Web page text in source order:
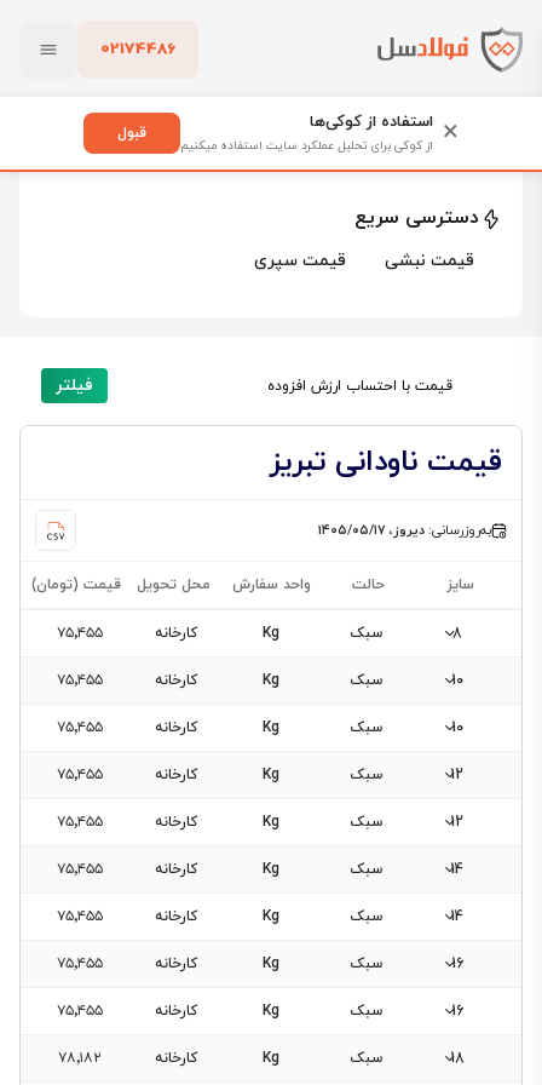
02174486
پاک کردن
قیمت ناودانی
دسترسی سریع
قیمت نبشی قیمت سپری
قیمت با احتساب ارزش افزوده فیلتر
فیلتر
محصولات
5
10
12
14
حالت
سبک
سنگین
قیمت ناودانی تبریز
به‌روزرسانی:دیروز، ۱۴۰۵/۰۵/۱۷
سایز حالت واحد سفارش محل تحویل قیمت (تومان)
8 سبک Kg کارخانه ۷۵٬۴۵۵
10 سبک Kg کارخانه ۷۵٬۴۵۵
10 سبک Kg کارخانه ۷۵٬۴۵۵
12 سبک Kg کارخانه ۷۵٬۴۵۵
12 سبک Kg کارخانه ۷۵٬۴۵۵
14 سبک Kg کارخانه ۷۵٬۴۵۵
14 سبک Kg کارخانه ۷۵٬۴۵۵
16 سبک Kg کارخانه ۷۵٬۴۵۵
16 سبک Kg کارخانه ۷۵٬۴۵۵
18 سبک Kg کارخانه ۷۸٬۱۸۲
× استفاده از کوکی‌ها
از کوکی برای تحلیل عملکرد سایت استفاده میکنیم
قبول